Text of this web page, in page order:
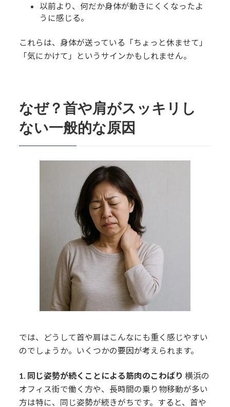
以前より、何だか身体が動きにくくなったよ
うに感じる。
これらは、身体が送っている「ちょっと休ませて」
「気にかけて」というサインかもしれません。
なぜ？首や肩がスッキリし
ない一般的な原因
では、どうして首や肩はこんなにも重く感じやすい
のでしょうか。いくつかの要因が考えられます。
1. 同じ姿勢が続くことによる筋肉のこわばり 横浜の
オフィス街で働く方や、長時間の乗り物移動が多い
方は特に、同じ姿勢が続きがちです。すると、首や